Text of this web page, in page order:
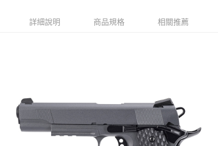
詳細說明 商品規格 相關推薦